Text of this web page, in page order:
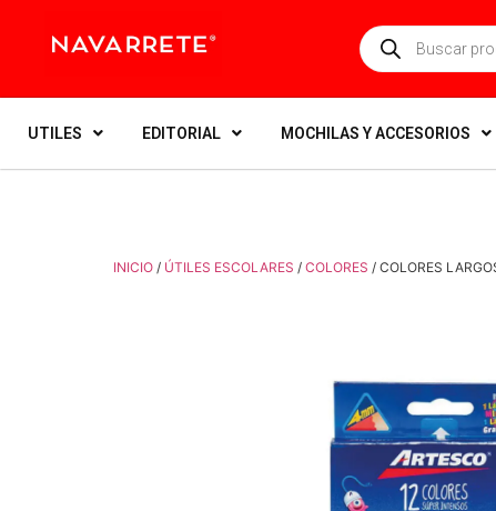
UTILES EDITORIAL MOCHILAS Y ACCESORIOS
INICIO / ÚTILES ESCOLARES / COLORES / COLORES